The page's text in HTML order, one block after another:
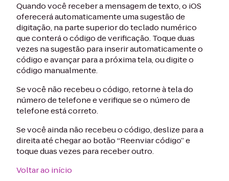
Quando você receber a mensagem de texto, o iOS
oferecerá automaticamente uma sugestão de
digitação, na parte superior do teclado numérico
que conterá o código de verificação. Toque duas
vezes na sugestão para inserir automaticamente o
código e avançar para a próxima tela, ou digite o
código manualmente.
Se você não recebeu o código, retorne à tela do
número de telefone e verifique se o número de
telefone está correto.
Se você ainda não recebeu o código, deslize para a
direita até chegar ao botão “Reenviar código” e
toque duas vezes para receber outro.
Voltar ao início